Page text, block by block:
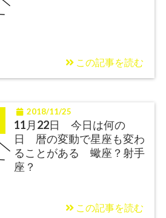
この記事を読む
2018/11/25
11月22日 今日は何の
日 暦の変動で星座も変わ
ることがある 蠍座？射手
座？
この記事を読む